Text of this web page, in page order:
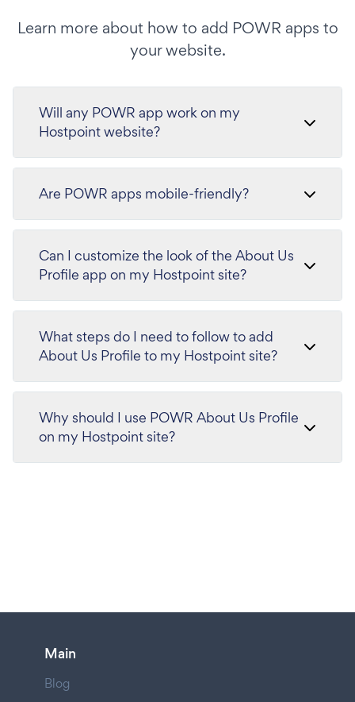
Learn more about how to add POWR apps to
your website.
Will any POWR app work on my
Hostpoint website?
Are POWR apps mobile-friendly?
Can I customize the look of the About Us
Profile app on my Hostpoint site?
What steps do I need to follow to add
About Us Profile to my Hostpoint site?
Why should I use POWR About Us Profile
on my Hostpoint site?
Main
Blog